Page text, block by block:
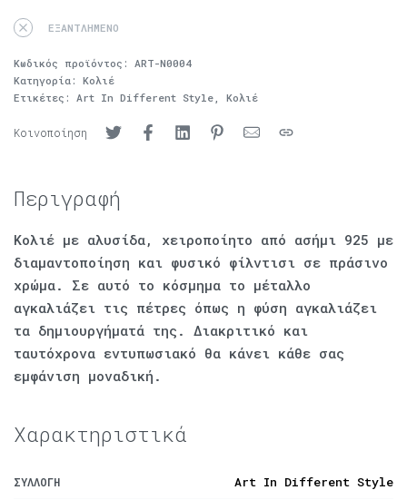
ΕΞΑΝΤΛΗΜΈΝΟ
Κωδικός προϊόντος: ART-N0004
Κατηγορία: Κολιέ
Ετικέτες: Art In Different Style Κολιέ
Κοινοποίηση
Περιγραφή
Κολιέ με αλυσίδα, χειροποίητο από ασήμι 925 με
διαμαντοποίηση και φυσικό φίλντισι σε πράσινο
χρώμα. Σε αυτό το κόσμημα το μέταλλο
αγκαλιάζει τις πέτρες όπως η φύση αγκαλιάζει
τα δημιουργήματά της. Διακριτικό και
ταυτόχρονα εντυπωσιακό θα κάνει κάθε σας
εμφάνιση μοναδική.
Χαρακτηριστικά
ΣΥΛΛΟΓΉ Art In Different Style